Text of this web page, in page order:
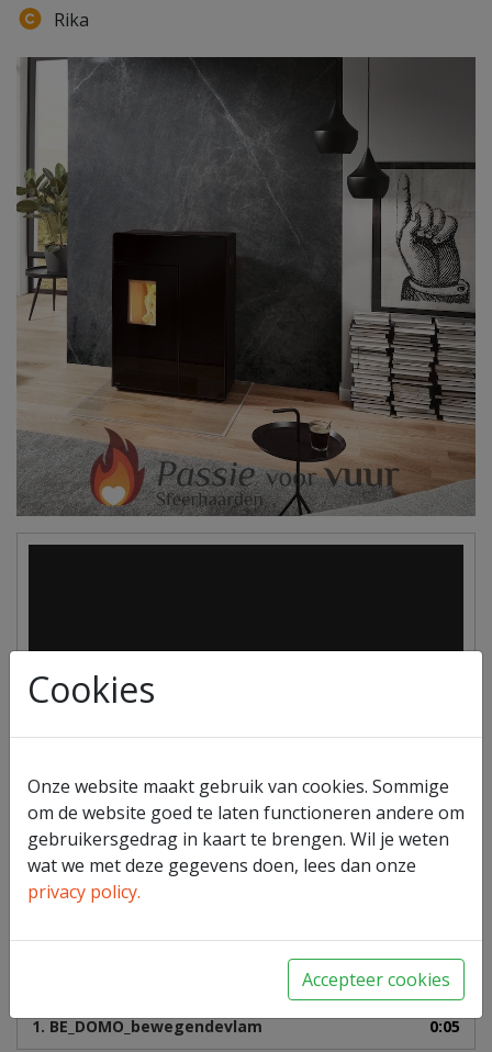
Rika
00:00
1.BE_DOMO_bewegendevlam 0:05
Cookies
Onze website maakt gebruik van cookies. Sommige
om de website goed te laten functioneren andere om
gebruikersgedrag in kaart te brengen. Wil je weten
wat we met deze gegevens doen, lees dan onze
privacy policy.
Accepteer cookies